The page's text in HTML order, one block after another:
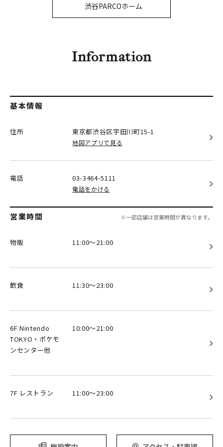
渋谷PARCOホーム
Information
基本情報
住所 東京都渋谷区宇田川町15-1
地図アプリで見る
電話 03-3464-5111
電話をかける
営業時間 ※一部店舗は営業時間が異なります。
物販 11:00～21:00
飲食 11:30～23:00
6F Nintendo
TOKYO・ポケモ
ンセンター他
10:00～21:00
7F レストラン 11:00～23:00